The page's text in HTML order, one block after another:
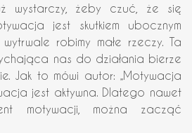
wystarczy, żeby czuć, że się
jest skutkiem ubocznym
robimy małe rzeczy. Ta
nas do działania bierze
Jak to mówi autor: „Motywacja
jest aktywna. Dlatego nawet
motywacji, można zacząć